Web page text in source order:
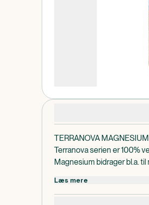
TERRANOVA
Terranova serien er 100%
Magnesium bidrager bl.a.
Terranova Magnesium
Dispenseringsform
Læs mere